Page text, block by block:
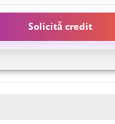
Solicită credit